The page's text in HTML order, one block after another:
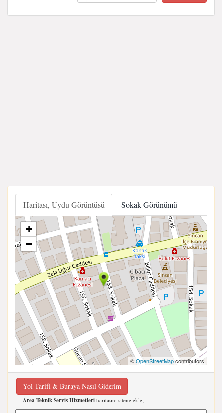
Haritası, Uydu Görüntüsü Sokak Görünümü
+
−
©OpenStreetMapcontributors
Yol Tarifi & Buraya Nasıl Giderim
Area Teknik Servis Hizmetleri haritasını sitene ekle;